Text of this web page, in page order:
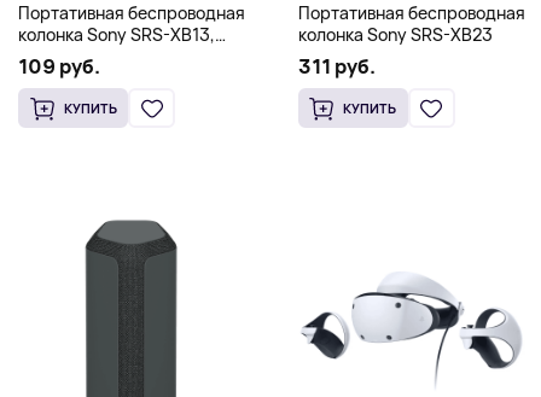
Портативная беспроводная
колонка Sony SRS-XB13,
бирюзовый
109 руб.
КУПИТЬ
Портативная беспроводная
колонка Sony SRS-XB23
311 руб.
КУПИТЬ